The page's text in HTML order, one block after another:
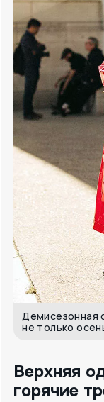
Демисезонная
не только
Верхняя
горячие